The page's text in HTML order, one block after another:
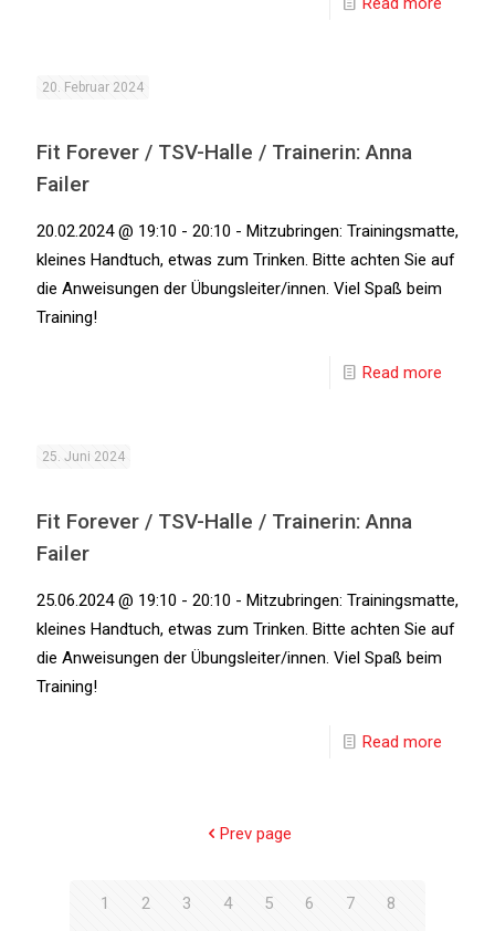
20. Februar 2024
Fit Forever / TSV-Halle / Trainerin: Anna
Failer
20.02.2024 @ 19:10 - 20:10 - Mitzubringen: Trainingsmatte,
kleines Handtuch, etwas zum Trinken. Bitte achten Sie auf
die Anweisungen der Übungsleiter/innen. Viel Spaß beim
Training!
Read more
25. Juni 2024
Fit Forever / TSV-Halle / Trainerin: Anna
Failer
25.06.2024 @ 19:10 - 20:10 - Mitzubringen: Trainingsmatte,
kleines Handtuch, etwas zum Trinken. Bitte achten Sie auf
die Anweisungen der Übungsleiter/innen. Viel Spaß beim
Training!
Read more
Prev page
1 2 3 4 5 6 7
8